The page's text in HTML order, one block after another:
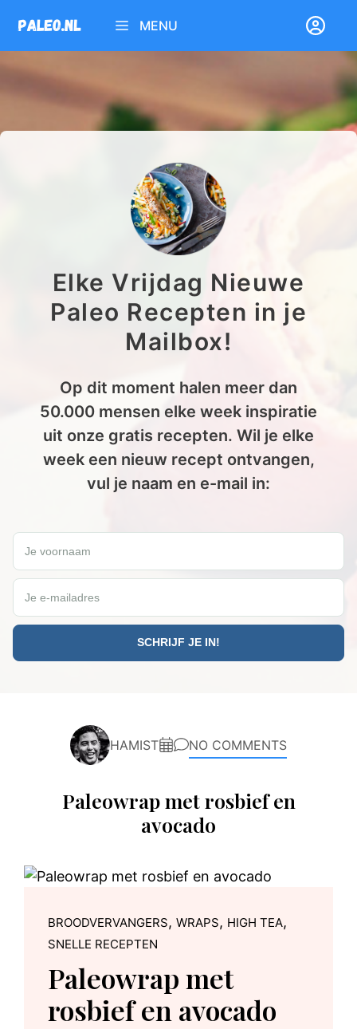
naar
de
inhoud
MENU
Elke Vrijdag Nieuwe
Paleo Recepten in je
Mailbox!
Op dit moment halen meer dan
50.000 mensen elke week inspiratie
uit onze gratis recepten. Wil je elke
week een nieuw recept ontvangen,
vul je naam en e-mail in:
Wil jij elke vrijdag een gratis Paleo recept ontvangen?
Je voornaam
Je e-mailadres
HAMIST NO COMMENTS
Paleowrap met rosbief en
avocado
BROODVERVANGERS, WRAPS, HIGH TEA,
SNELLE RECEPTEN
Paleowrap met
rosbief en avocado